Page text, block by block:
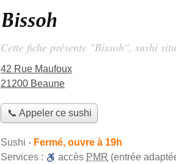
Bissoh
Cette fiche présente "Bissoh", sushi
42 Rue Maufoux
21200 Beaune
📞 Appeler ce sushi
Sushi - Fermé, ouvre à 19h
Services :
accès PMR (entrée